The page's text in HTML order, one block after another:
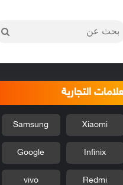
المظلم
التجارية
Xiaomi
Samsung
Infinix
Google
Redmi
vivo